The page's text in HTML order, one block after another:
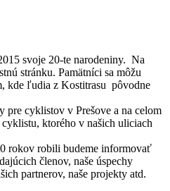
svoje 20-te narodeniny. Na
stránku. Pamätníci sa môžu
kde ľudia z Kostitrasu pôvodne
pre cyklistov v Prešove a na celom
cyklistu, ktorého v našich uliciach
rokov robili budeme informovať
členov, naše úspechy
partnerov, naše projekty atd.